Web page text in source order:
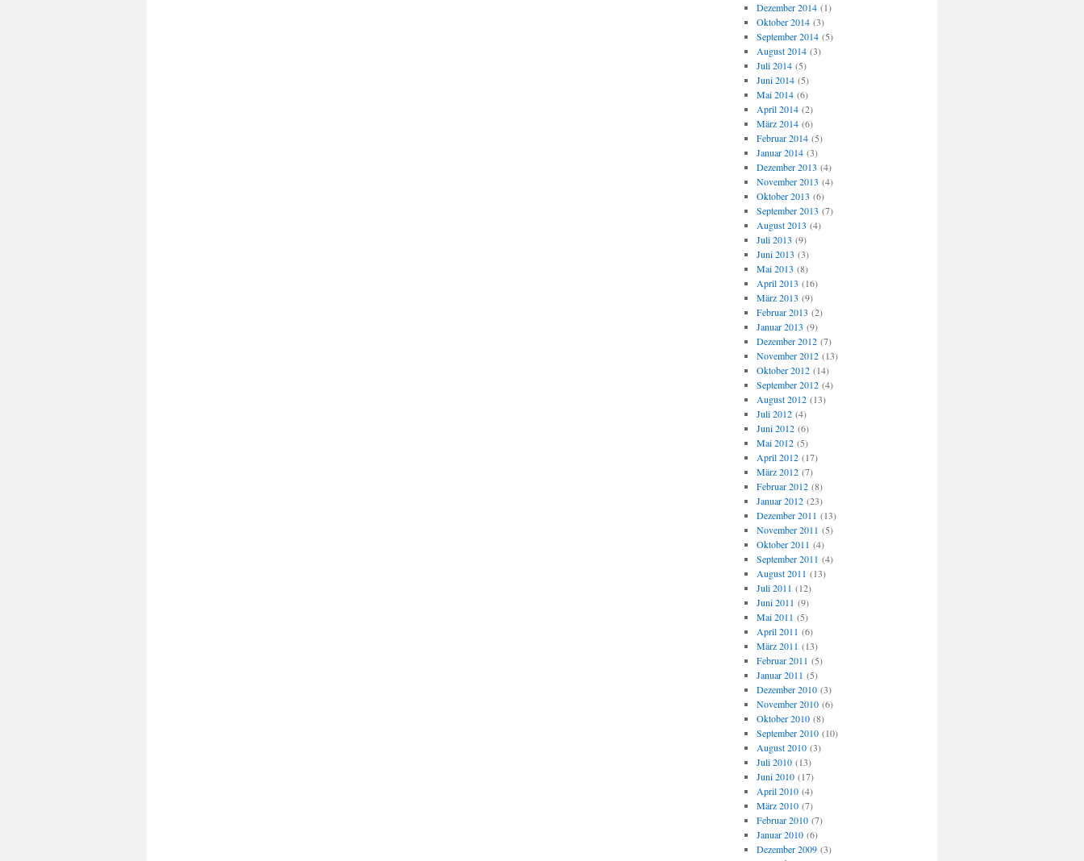
Dezember 2014(1)
Oktober 2014(3)
September 2014(5)
August 2014(3)
Juli 2014(5)
Juni 2014(5)
Mai 2014(6)
April 2014(2)
März 2014(6)
Februar 2014(5)
Januar 2014(3)
Dezember 2013 (4)
November 2013 (4)
Oktober 2013 (6)
September 2013 (7)
August 2013 (4)
Juli 2013 (9)
Juni 2013 (3)
Mai 2013 (8)
April 2013 (16)
März 2013 (9)
Februar 2013 (2)
Januar 2013 (9)
Dezember 2012(7)
November 2012(13)
Oktober 2012(14)
September 2012(4)
August 2012(13)
Juli 2012(4)
Juni 2012(6)
Mai 2012(5)
April 2012(17)
März 2012(7)
Februar 2012(8)
Januar 2012(23)
Dezember 2011 (13)
November 2011 (5)
Oktober 2011 (4)
September 2011 (4)
August 2011 (13)
Juli 2011 (12)
Juni 2011 (9)
Mai 2011 (5)
April 2011 (6)
März 2011 (13)
Februar 2011 (5)
Januar 2011 (5)
Dezember 2010(3)
November 2010(6)
Oktober 2010(8)
September 2010(10)
August 2010(3)
Juli 2010(13)
Juni 2010(17)
April 2010(4)
März 2010(7)
Februar 2010(7)
Januar 2010(6)
Dezember 2009(3)